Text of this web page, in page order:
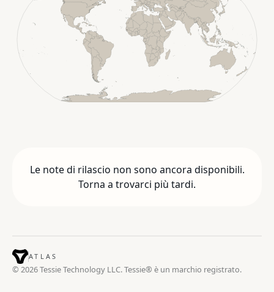
Le note di rilascio non sono ancora disponibili.
Torna a trovarci più tardi.
ATLAS
© 2026 Tessie Technology LLC. Tessie® è un marchio registrato.